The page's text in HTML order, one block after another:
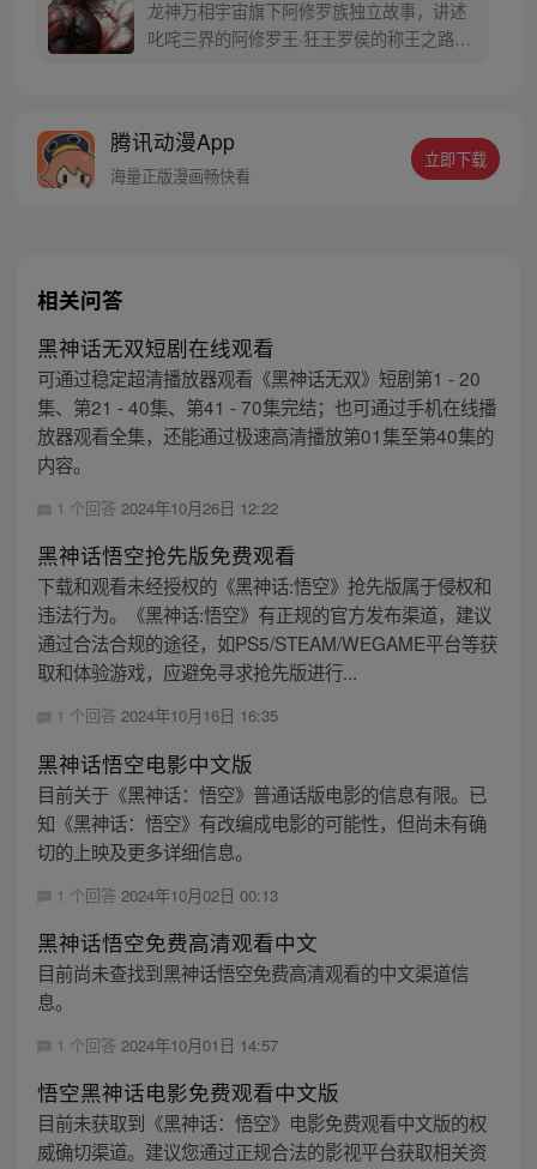
龙神万相宇宙旗下阿修罗族独立故事，讲述
叱咤三界的阿修罗王·狂王罗侯的称王之路。
有鱼最终背负挚友的信念成为阿修罗王—狂
王，更名罗侯。天界与阿修罗的百年大战随
腾讯动漫App
海量正版漫画畅快看
立即下载
相关问答
黑神话无双短剧在线观看
可通过稳定超清播放器观看《黑神话无双》短剧第1 - 20
集、第21 - 40集、第41 - 70集完结；也可通过手机在线播
放器观看全集，还能通过极速高清播放第01集至第40集的
内容。
1 个回答 2024年10月26日 12:22
黑神话悟空抢先版免费观看
下载和观看未经授权的《黑神话:悟空》抢先版属于侵权和
违法行为。《黑神话:悟空》有正规的官方发布渠道，建议
通过合法合规的途径，如PS5/STEAM/WEGAME平台等获
取和体验游戏，应避免寻求抢先版进行...
1 个回答 2024年10月16日 16:35
黑神话悟空电影中文版
目前关于《黑神话：悟空》普通话版电影的信息有限。已
知《黑神话：悟空》有改编成电影的可能性，但尚未有确
切的上映及更多详细信息。
1 个回答 2024年10月02日 00:13
黑神话悟空免费高清观看中文
目前尚未查找到黑神话悟空免费高清观看的中文渠道信
息。
1 个回答 2024年10月01日 14:57
悟空黑神话电影免费观看中文版
目前未获取到《黑神话：悟空》电影免费观看中文版的权
威确切渠道。建议您通过正规合法的影视平台获取相关资